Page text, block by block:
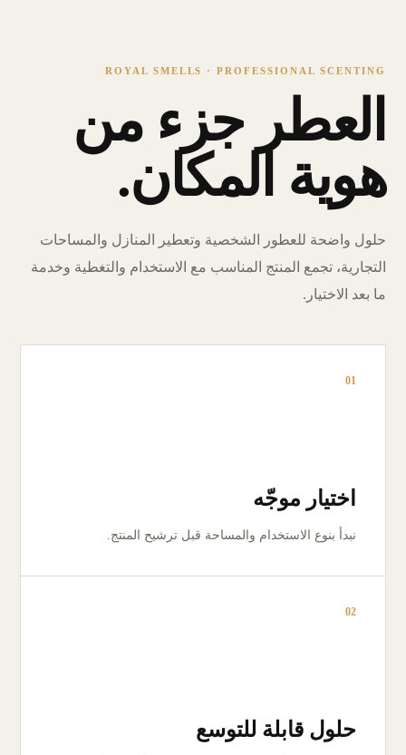
ROYAL SMELLS · PROFESSIONAL SCENTING
العطر جزء من
هوية المكان.
حلول واضحة للعطور الشخصية وتعطير المنازل والمساحات
التجارية، تجمع المنتج المناسب مع الاستخدام والتغطية وخدمة
ما بعد الاختيار.
01
اختيار موجّه
نبدأ بنوع الاستخدام والمساحة قبل ترشيح المنتج.
02
حلول قابلة للتوسع